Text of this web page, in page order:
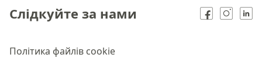
Політика файлів cookie
Слідкуйте за нами